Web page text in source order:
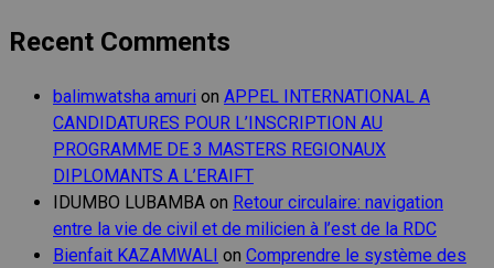
Recent Comments
balimwatsha amuri on APPEL INTERNATIONAL A
CANDIDATURES POUR L’INSCRIPTION AU
PROGRAMME DE 3 MASTERS REGIONAUX
DIPLOMANTS A L’ERAIFT
IDUMBO LUBAMBA on Retour circulaire: navigation
entre la vie de civil et de milicien à l’est de la RDC
Bienfait KAZAMWALI on Comprendre le système des